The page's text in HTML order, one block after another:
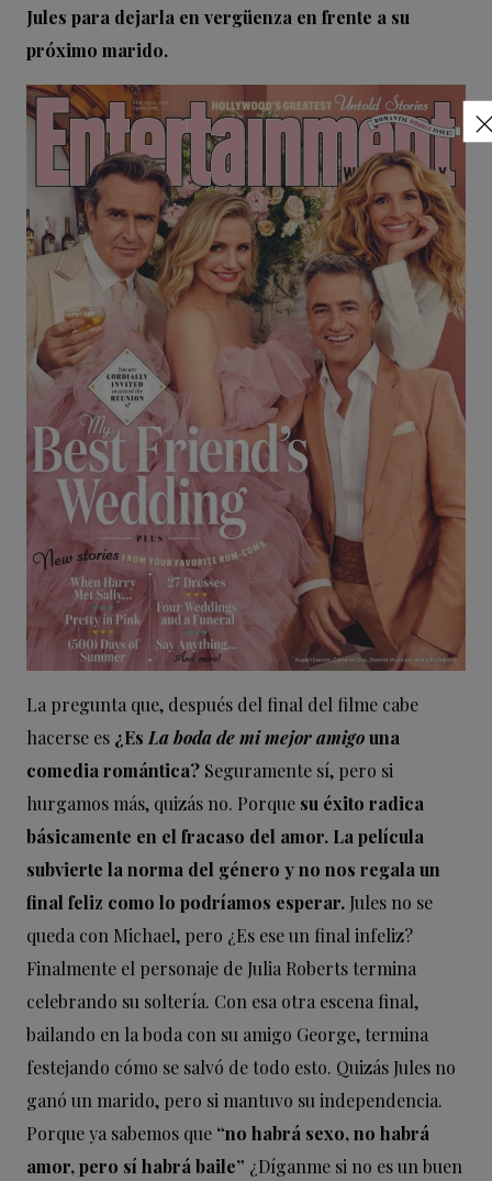
Jules para dejarla en vergüenza en frente a su
próximo marido.
La pregunta que, después del final del filme cabe
hacerse es ¿Es La boda de mi mejor amigouna
comedia romántica? Seguramente sí, pero si
hurgamos más, quizás no. Porque su éxito radica
básicamente en el fracaso del amor. La película
subvierte la norma del género y no nos regala un
final feliz como lo podríamos esperar. Jules no se
queda con Michael, pero ¿Es ese un final infeliz?
Finalmente el personaje de Julia Roberts termina
celebrando su soltería. Con esa otra escena final,
bailando en la boda con su amigo George, termina
festejando cómo se salvó de todo esto. Quizás Jules no
ganó un marido, pero si mantuvo su independencia.
Porque ya sabemos que “no habrá sexo, no habrá
amor, pero sí habrá baile” ¿Díganme si no es un buen